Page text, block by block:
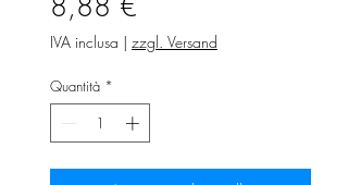
IVA inclusa | zzgl. Versand
Quantità *